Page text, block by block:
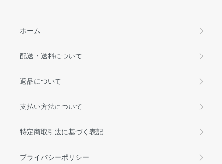
ホーム
配送・送料について
返品について
支払い方法について
特定商取引法に基づく表記
プライバシーポリシー